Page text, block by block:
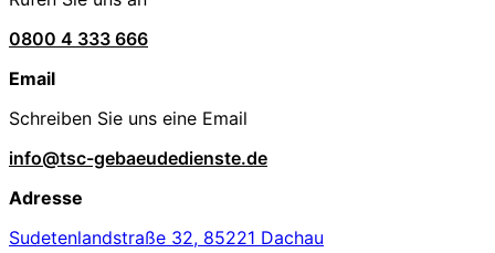
0800 4 333 666
Email
Schreiben Sie uns eine Email
info@tsc-gebaeudedienste.de
Adresse
Sudetenlandstraße 32, 85221 Dachau